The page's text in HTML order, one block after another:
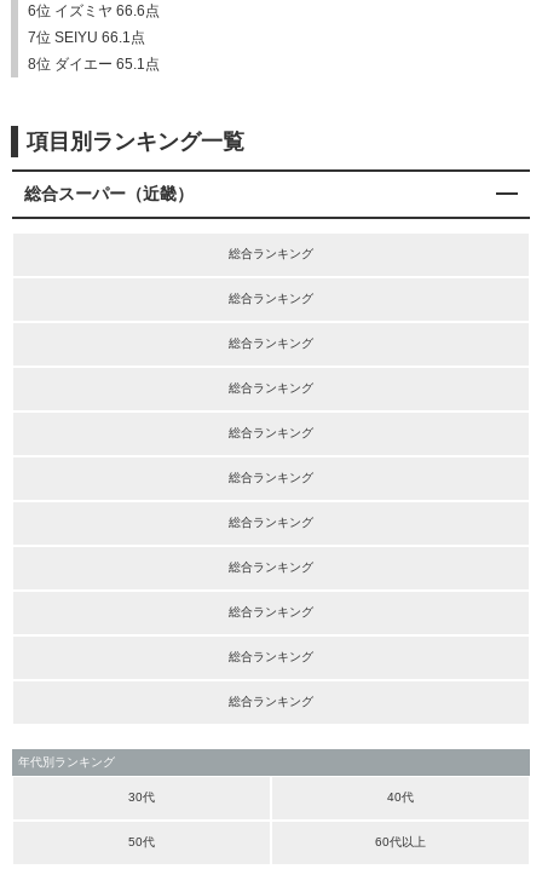
6位 イズミヤ 66.6点
7位 SEIYU 66.1点
8位 ダイエー 65.1点
項目別ランキング一覧
総合スーパー（近畿）
総合ランキング
総合ランキング
総合ランキング
総合ランキング
総合ランキング
総合ランキング
総合ランキング
総合ランキング
総合ランキング
総合ランキング
総合ランキング
年代別ランキング
30代 40代
50代 60代以上